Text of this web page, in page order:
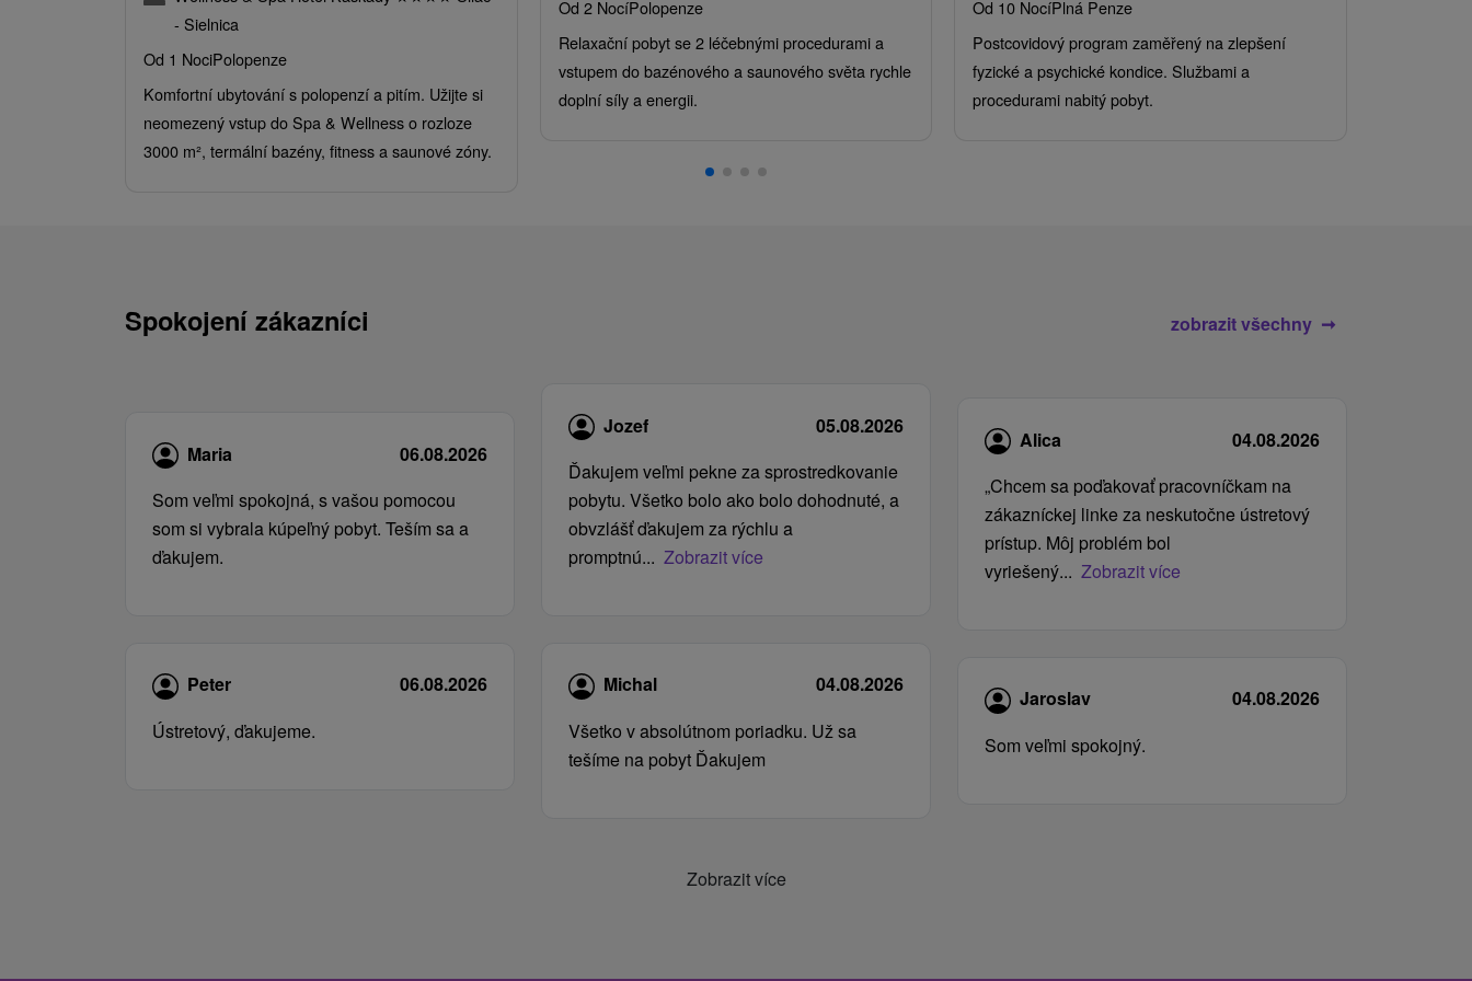
- Sielnica
Od 1 NociPolopenze
Komfortní ubytování s polopenzí a pitím. Užijte si
neomezený vstup do Spa & Wellness o rozloze
3000 m², termální bazény, fitness a saunové zóny.
Od 2 NocíPolopenze
Relaxační pobyt se 2 léčebnými procedurami a
vstupem do bazénového a saunového světa rychle
doplní síly a energii.
Od 10 NocíPlná Penze
Postcovidový program zaměřený na zlepšení
fyzické a psychické kondice. Službami a
procedurami nabitý pobyt.
Spokojení zákazníci zobrazit všechny
Maria
06.08.2026
Som veľmi spokojná, s vašou pomocou
som si vybrala kúpeľný pobyt. Teším sa a
ďakujem.
Peter
06.08.2026
Ústretový, ďakujeme.
Jozef
05.08.2026
Ďakujem veľmi pekne za sprostredkovanie
pobytu. Všetko bolo ako bolo dohodnuté, a
obvzlášť ďakujem za rýchlu a
promptnú... Zobrazit více
Michal
04.08.2026
Všetko v absolútnom poriadku. Už sa
tešíme na pobyt Ďakujem
Alica
04.08.2026
„Chcem sa poďakovať pracovníčkam na
zákazníckej linke za neskutočne ústretový
prístup. Môj problém bol
vyriešený... Zobrazit více
Jaroslav
04.08.2026
Som veľmi spokojný.
Zobrazit více